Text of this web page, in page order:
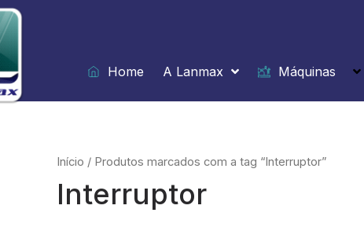
Ir
para
o
conteúdo
Home
A Lanmax Máquinas
Início / Produtos marcados com a tag “Interruptor”
Interruptor